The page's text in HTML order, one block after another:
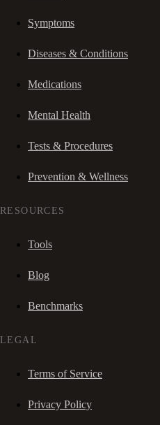
Symptoms
Diseases & Conditions
Medications
Mental Health
Tests & Procedures
Prevention & Wellness
RESOURCES
Tools
Blog
Benchmarks
LEGAL
Terms of Service
Privacy Policy